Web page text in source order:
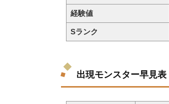
経験値
Sランク
出現モンスター早見表